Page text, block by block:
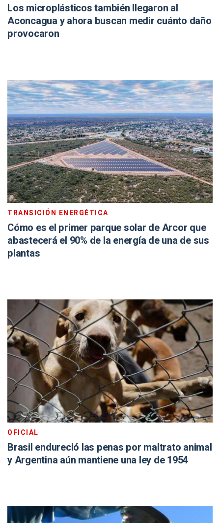
Los microplásticos también llegaron al
Aconcagua y ahora buscan medir cuánto daño
provocaron
TRANSICIÓN ENERGÉTICA
Cómo es el primer parque solar de Arcor que
abastecerá el 90% de la energía de una de sus
plantas
OFICIAL
Brasil endureció las penas por maltrato animal
y Argentina aún mantiene una ley de 1954